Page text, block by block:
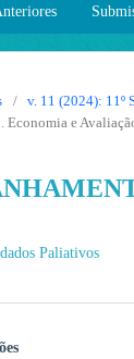
/ v. 11 (2024): 11º
Economia e
Paliativos